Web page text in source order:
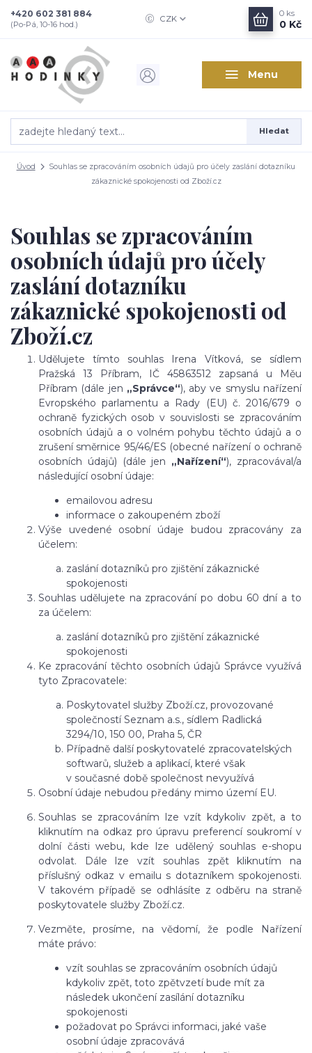
Menu
CZK
Hledat
+420 602 381 884
(Po-Pá, 10-16 hod.)
0 ks
0 Kč
Úvod
Souhlas se zpracováním osobních údajů pro účely zaslání dotazníku
zákaznické spokojenosti od Zboží.cz
Souhlas se zpracováním
osobních údajů pro účely
zaslání dotazníku
zákaznické spokojenosti od
Zboží.cz
Udělujete tímto souhlas Irena Vítková, se sídlem
Pražská 13 Příbram, IČ 45863512 zapsaná u Měu
Příbram (dále jen „Správce“), aby ve smyslu nařízení
Evropského parlamentu a Rady (EU) č. 2016/679 o
ochraně fyzických osob v souvislosti se zpracováním
osobních údajů a o volném pohybu těchto údajů a o
zrušení směrnice 95/46/ES (obecné nařízení o ochraně
osobních údajů) (dále jen „Nařízení“), zpracovával/a
následující osobní údaje:
emailovou adresu
informace o zakoupeném zboží
Výše uvedené osobní údaje budou zpracovány za
účelem:
zaslání dotazníků pro zjištění zákaznické
spokojenosti
Souhlas udělujete na zpracování po dobu 60 dní a to
za účelem:
zaslání dotazníků pro zjištění zákaznické
spokojenosti
Ke zpracování těchto osobních údajů Správce využívá
tyto Zpracovatele:
Poskytovatel služby Zboží.cz, provozované
společností Seznam a.s., sídlem Radlická
3294/10, 150 00, Praha 5, ČR
Případně další poskytovatelé zpracovatelských
softwarů, služeb a aplikací, které však
v současné době společnost nevyužívá
Osobní údaje nebudou předány mimo území EU.
Souhlas se zpracováním lze vzít kdykoliv zpět, a to
kliknutím na odkaz pro úpravu preferencí soukromí v
dolní části webu, kde lze udělený souhlas e-shopu
odvolat. Dále lze vzít souhlas zpět kliknutím na
příslušný odkaz v emailu s dotazníkem spokojenosti.
V takovém případě se odhlásíte z odběru na straně
poskytovatele služby Zboží.cz.
Vezměte, prosíme, na vědomí, že podle Nařízení
máte právo:
vzít souhlas se zpracováním osobních údajů
kdykoliv zpět, toto zpětvzetí bude mít za
následek ukončení zasílání dotazníku
spokojenosti
požadovat po Správci informaci, jaké vaše
osobní údaje zpracovává